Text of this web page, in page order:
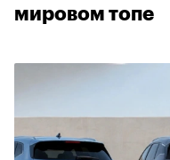
мировом топе